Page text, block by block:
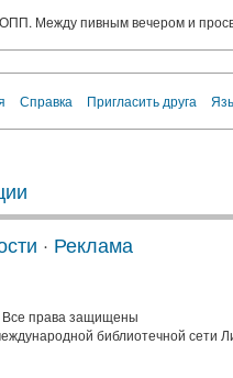
Между пивным вечером и
Справка Пригласить друга
· Реклама
права защищены
библиотечной сети